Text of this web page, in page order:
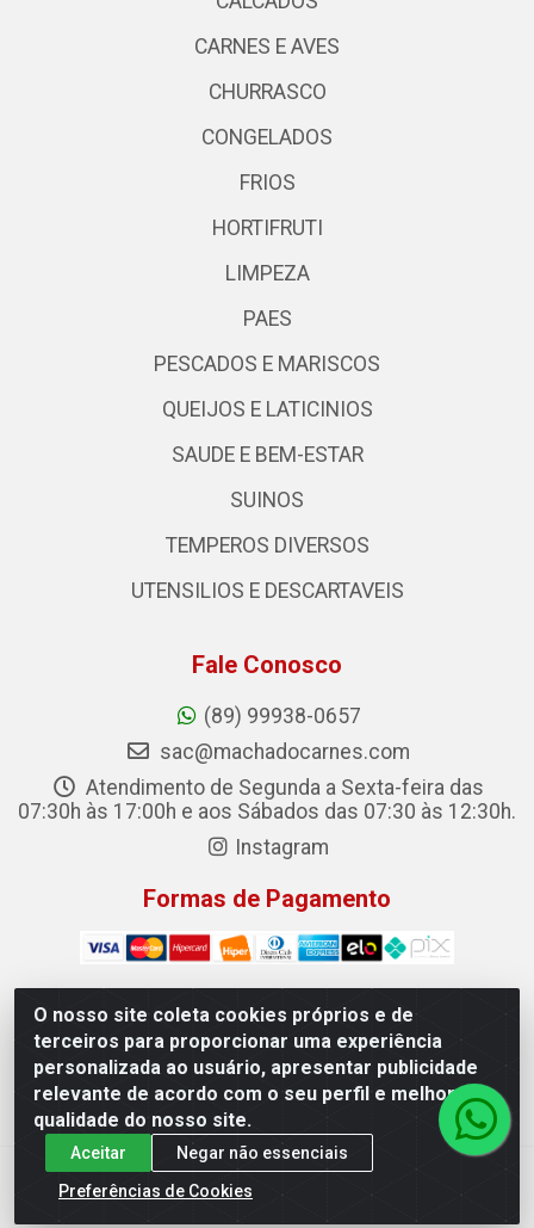
O nosso site coleta cookies próprios e de
terceiros para proporcionar uma experiência
personalizada ao usuário, apresentar publicidade
relevante de acordo com o seu perfil e melhorar a
qualidade do nosso site.
Aceitar
Negar não essenciais
Preferências de Cookies
CARNES E AVES
CHURRASCO
CONGELADOS
FRIOS
HORTIFRUTI
LIMPEZA
PAES
PESCADOS E MARISCOS
QUEIJOS E LATICINIOS
SAUDE E BEM-ESTAR
SUINOS
TEMPEROS DIVERSOS
UTENSILIOS E DESCARTAVEIS
Fale Conosco
(89) 99938-0657
sac@machadocarnes.com
Atendimento de Segunda a Sexta-feira das
07:30h às 17:00h e aos Sábados das 07:30 às 12:30h.
Instagram
Formas de Pagamento
Machado Carnes Distribuidora de Alimentos LTDA -
Logradouro: Avenida Candido Aleixo, 148 - Centro - Oeiras/PI
- CEP 64.500-000 - 31.391.008/0001-50